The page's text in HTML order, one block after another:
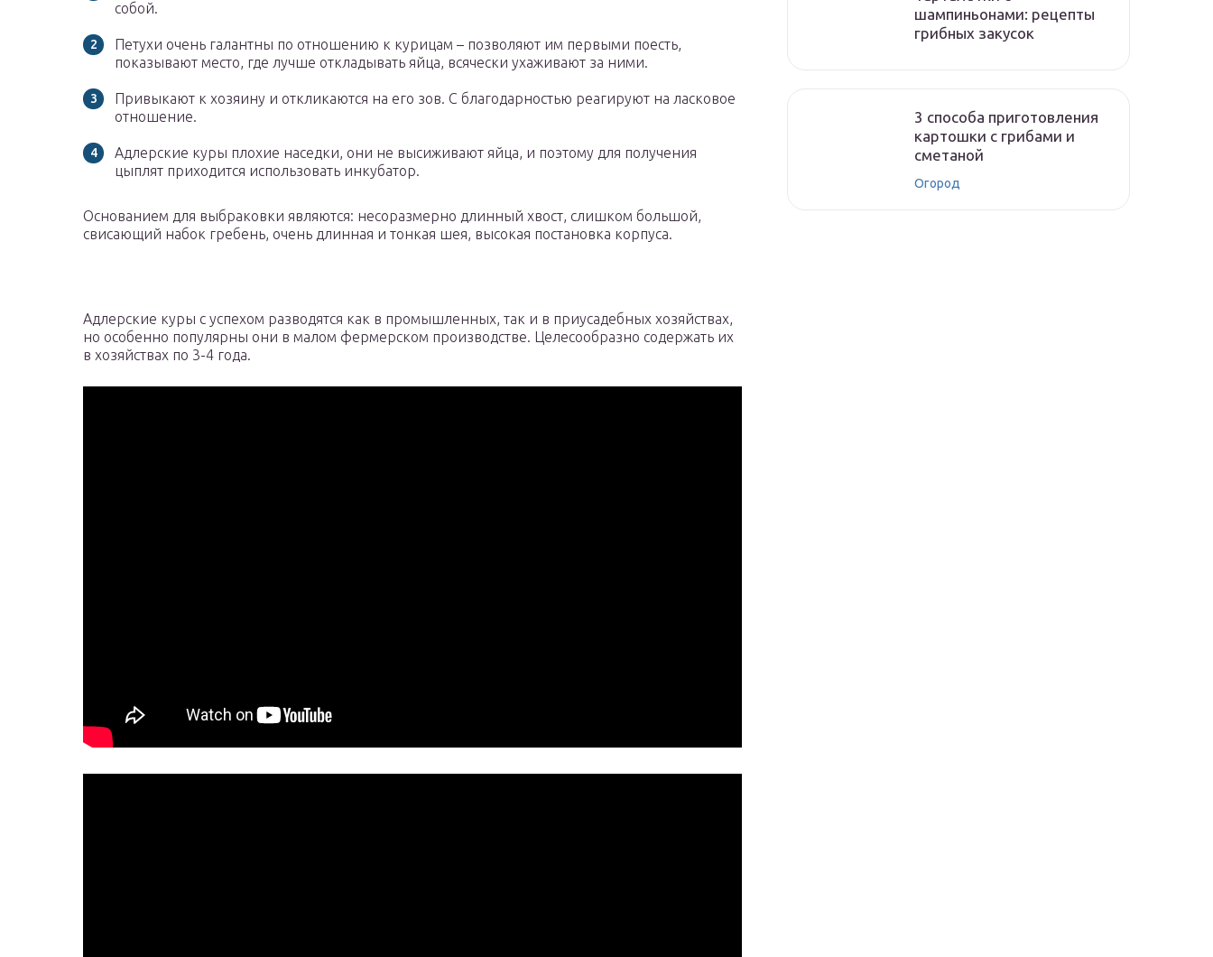
собой.
Петухи очень галантны по отношению к курицам – позволяют им первыми поесть,
показывают место, где лучше откладывать яйца, всячески ухаживают за ними.
Привыкают к хозяину и откликаются на его зов. С благодарностью реагируют на ласковое
отношение.
Адлерские куры плохие наседки, они не высиживают яйца, и поэтому для получения
цыплят приходится использовать инкубатор.
Основанием для выбраковки являются: несоразмерно длинный хвост, слишком большой,
свисающий набок гребень, очень длинная и тонкая шея, высокая постановка корпуса.
Адлерские куры с успехом разводятся как в промышленных, так и в приусадебных хозяйствах,
но особенно популярны они в малом фермерском производстве. Целесообразно содержать их
в хозяйствах по 3-4 года.
шампиньонами: рецепты
грибных закусок
3 способа приготовления
картошки с грибами и
сметаной
Огород